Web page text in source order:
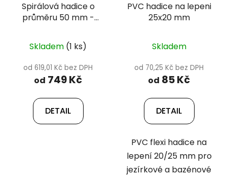
Spirálová hadice o
průměru 50 mm -
Skladem (1 ks)
od 619,01 Kč bez DPH
od 749 Kč
DETAIL
PVC hadice na lepeni
25x20 mm
Skladem
od 70,25 Kč bez DPH
od 85 Kč
DETAIL
PVC flexi hadice na
lepení 20/25 mm pro
jezírkové a bazénové